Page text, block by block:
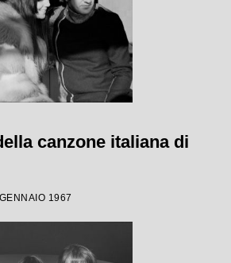
canzone italiana di
1967